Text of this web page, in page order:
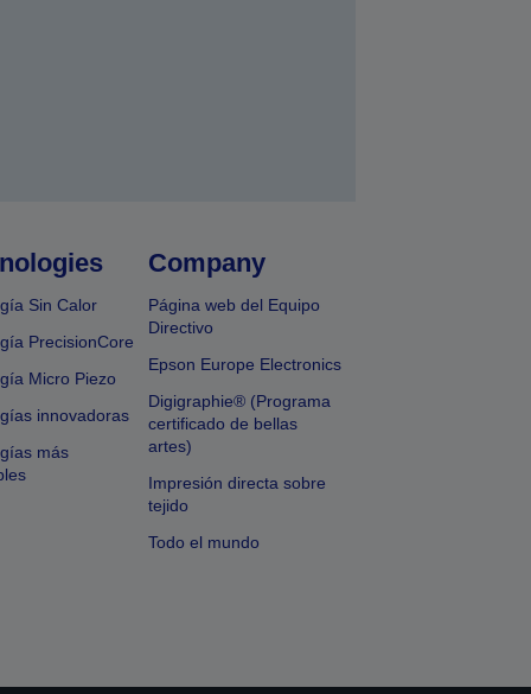
Sin Calor
PrecisionCore
Micro Piezo
innovadoras
más
Company
Página web del Equipo
Directivo
Epson Europe Electronics
Digigraphie® (Programa
certificado de bellas
artes)
Impresión directa sobre
tejido
Todo el mundo